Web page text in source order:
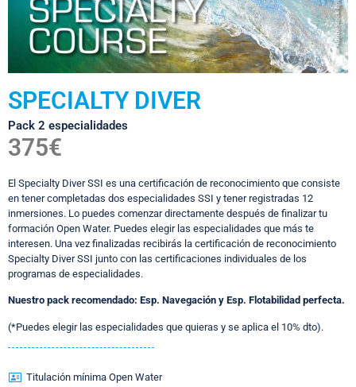
SPECIALTY DIVER
Pack 2 especialidades
375€
El Specialty Diver SSI es una certificación de reconocimiento que consiste
en tener completadas dos especialidades SSI y tener registradas 12
inmersiones. Lo puedes comenzar directamente después de finalizar tu
formación Open Water. Puedes elegir las especialidades que más te
interesen. Una vez finalizadas recibirás la certificación de reconocimiento
Specialty Diver SSI junto con las certificaciones individuales de los
programas de especialidades.
Nuestro pack recomendado: Esp. Navegación y Esp. Flotabilidad perfecta.
(*Puedes elegir las especialidades que quieras y se aplica el 10% dto).
Titulación mínima Open Water